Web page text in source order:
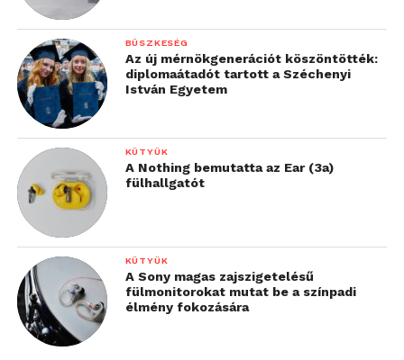
BÜSZKESÉG
Az új mérnökgenerációt köszöntötték:
diplomaátadót tartott a Széchenyi
István Egyetem
KÜTYÜK
A Nothing bemutatta az Ear (3a)
fülhallgatót
KÜTYÜK
A Sony magas zajszigetelésű
fülmonitorokat mutat be a színpadi
élmény fokozására